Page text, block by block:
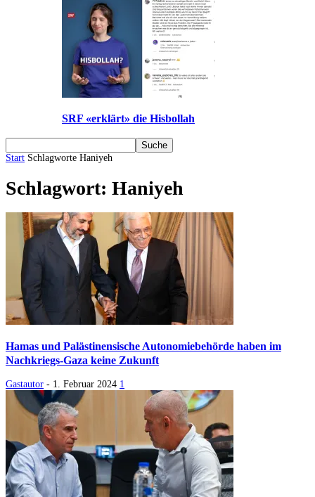
SRF «erklärt» die Hisbollah
Start Schlagworte Haniyeh
Schlagwort: Haniyeh
Hamas und Palästinensische Autonomiebehörde haben im
Nachkriegs-Gaza keine Zukunft
Gastautor - 1. Februar 2024 1